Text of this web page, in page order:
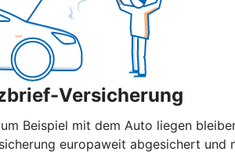
Versicherung
Beispiel mit dem Auto liegen
europaweit abgesichert und